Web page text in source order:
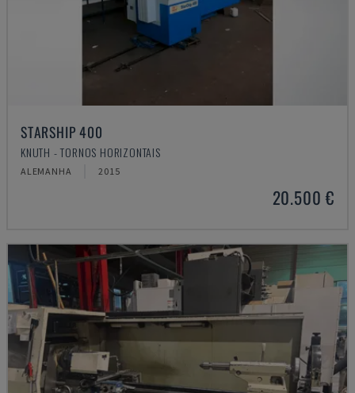
STARSHIP 400
KNUTH - TORNOS HORIZONTAIS
ALEMANHA 2015
20.500 €